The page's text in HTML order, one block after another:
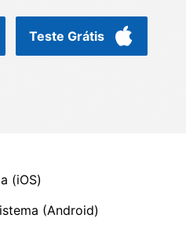
Teste Grátis
(iOS)
(Android)